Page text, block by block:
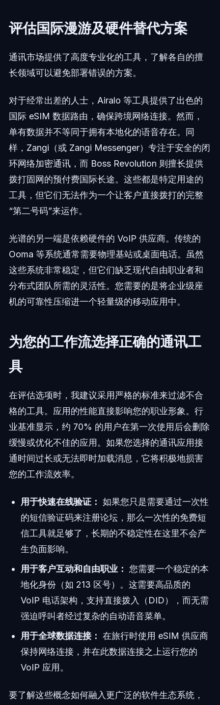
评估国际漫游及硬件替代方案
通讯市场提供了高度专业化的工具，了解各自的擅
长领域可以避免部署错误的方案。
对于经常出差的人士，Airalo 等工具提供了出色的
国际 eSIM 数据路由，确保跨境网络连接。然而，
单有数据并不等同于拥有本地化的语音存在。同
样，Zangi（或 Zangi Messenger）专注于安全的闭
环网络加密通讯，而 Boss Revolution 则擅长提供
拨打固网的预付费国际长途。这些都是特定用途的
工具，但它们无法作为一个让客户直接拨打的完整
“第二号码”来运作。
光谱的另一端是依赖硬件的 VoIP 供应商。传统的
Ooma 等系统通常需要物理基站或桌面电话。虽然
这些系统非常稳定，但它们缺乏现代自由职业者和
分布式团队所需的灵活性。您需要的是将企业级座
机的可靠性压缩进一个轻量级的移动应用中。
为您的工作流选择正确的通讯工
具
在评估选项时，我建议采用严格的标准来过滤不合
格的工具。应用的性能直接影响您的职业形象。行
业基准显示，约 70% 的用户在第一次使用后会删除
缓慢或优化不佳的应用。如果您选择的通讯应用接
通时间过长或无法即时加载消息，它将积极地损害
您的工作流效率。
用于快速在线验证： 如果您只是需要通过一次性
的短信验证码来注册论坛，那么一次性的免费短
信工具就足够了，长期的不稳定性在这里不会产
生负面影响。
用于客户互动和自由职业： 您需要一个稳定的本
地化身份（如 213 区号）。这需要高品质的
VoIP 电话架构，支持直接拨入（DID），而无需
强迫呼叫者经过复杂的自动语音菜单。
用于全球数据连接： 在旅行时使用 eSIM 供应商
保持网络连接，并在此数据连接之上运行您的
VoIP 应用。
要了解这些概念如何融入更广泛的软件生态系统，